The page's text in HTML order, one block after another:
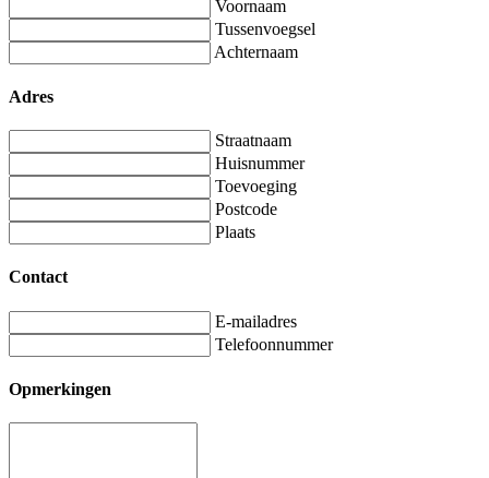
Voornaam
Tussenvoegsel
Achternaam
Adres
Straatnaam
Huisnummer
Toevoeging
Postcode
Plaats
Contact
E-mailadres
Telefoonnummer
Opmerkingen